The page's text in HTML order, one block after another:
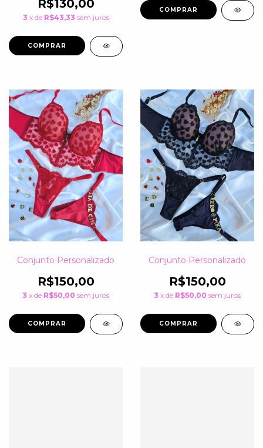
R$130,00
3 x de R$43,33 sem juros
COMPRAR
COMPRAR
Conjunto Personalizado
R$150,00
3 x de R$50,00 sem juros
COMPRAR
Conjunto Personalizado
R$150,00
3 x de R$50,00 sem juros
COMPRAR